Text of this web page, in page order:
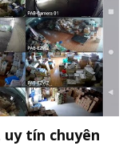
tín chuyên